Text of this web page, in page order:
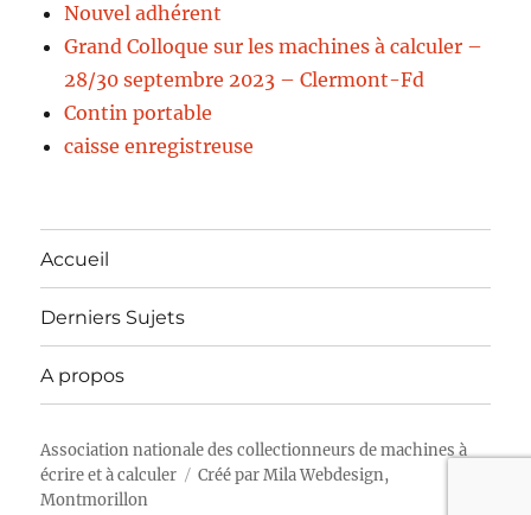
Nouvel adhérent
Grand Colloque sur les machines à calculer –
28/30 septembre 2023 – Clermont-Fd
Contin portable
caisse enregistreuse
Accueil
Derniers Sujets
A propos
Association nationale des collectionneurs de machines à
écrire et à calculer
Créé parMila Webdesign,
Montmorillon